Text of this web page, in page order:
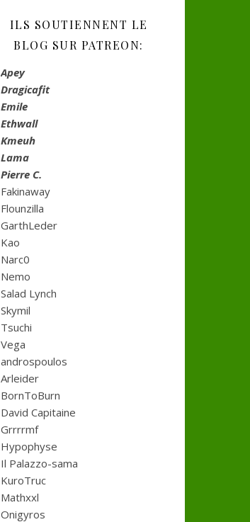
ILS SOUTIENNENT LE
BLOG SUR PATREON:
Apey
Dragicafit
Emile
Ethwall
Kmeuh
Lama
Pierre C.
Fakinaway
Flounzilla
GarthLeder
Kao
Narc0
Nemo
Salad Lynch
Skymil
Tsuchi
Vega
androspoulos
Arleider
BornToBurn
David Capitaine
Grrrrmf
Hypophyse
Il Palazzo-sama
KuroTruc
Mathxxl
Onigyros